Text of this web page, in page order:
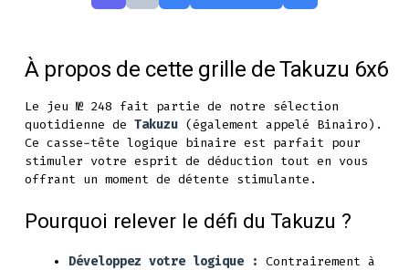
À propos de cette grille de Takuzu 6x6
Le jeu № 248 fait partie de notre sélection
quotidienne deTakuzu (également appelé Binairo).
Ce casse-tête logique binaire est parfait pour
stimuler votre esprit de déduction tout en vous
offrant un moment de détente stimulante.
Pourquoi relever le défi du Takuzu ?
Développez votre logique : Contrairement à